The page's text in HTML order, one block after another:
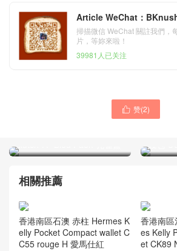
Article WeChat：
掃描微信 WeChat 關註我們，
片，等妳來啦！
39981人已关注
 赞(2)
臺灣臺南市 愛馬仕手拿包價
香港觀
相關推薦
香港南區石澳 赤柱 Hermes K
elly Pocket Compact wallet C
C55 rouge H 愛馬仕紅
香港南
es Kelly
et CK89